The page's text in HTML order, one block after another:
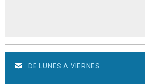
DE LUNES A VIERNES